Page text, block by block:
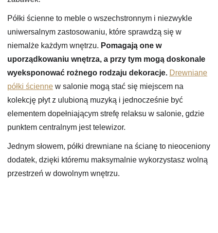
Półki ścienne to meble o wszechstronnym i niezwykle
uniwersalnym zastosowaniu, które sprawdzą się w
niemalże każdym wnętrzu. Pomagają one w
uporządkowaniu wnętrza, a przy tym mogą doskonale
wyeksponować rożnego rodzaju dekoracje. Drewniane
półki ścienne w salonie mogą stać się miejscem na
kolekcję płyt z ulubioną muzyką i jednocześnie być
elementem dopełniającym strefę relaksu w salonie, gdzie
punktem centralnym jest telewizor.
Jednym słowem, półki drewniane na ścianę to nieoceniony
dodatek, dzięki któremu maksymalnie wykorzystasz wolną
przestrzeń w dowolnym wnętrzu.